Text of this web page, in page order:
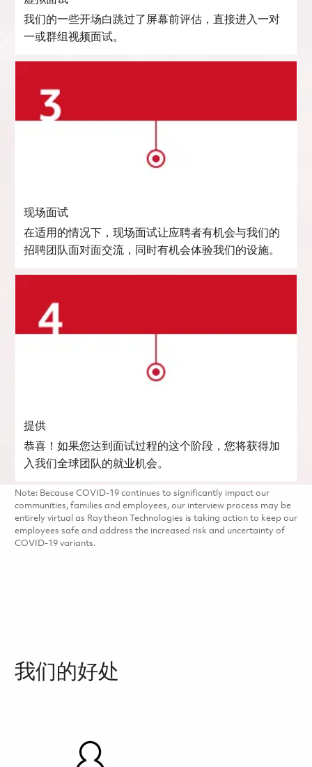
我们的一些开场白跳过了屏幕前评估，直接进入一对
一或群组视频面试。
现场面试
在适用的情况下，现场面试让应聘者有机会与我们的
招聘团队面对面交流，同时有机会体验我们的设施。
提供
恭喜！如果您达到面试过程的这个阶段，您将获得加
入我们全球团队的就业机会。
Note: Because COVID-19 continues to significantly impact our
communities, families and employees, our interview process may be
entirely virtual as Raytheon Technologies is taking action to keep our
employees safe and address the increased risk and uncertainty of
COVID-19 variants.
我们的好处